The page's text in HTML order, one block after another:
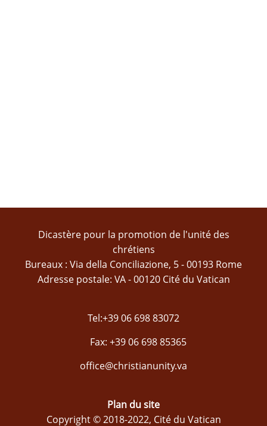
Dicastère pour la promotion de l'unité des
chrétiens
Bureaux : Via della Conciliazione, 5 - 00193 Rome
Adresse postale: VA - 00120 Cité du Vatican
Tel:+39 06 698 83072
Fax: +39 06 698 85365
office@christianunity.va
Plan du site
Copyright © 2018-2022, Cité du Vatican